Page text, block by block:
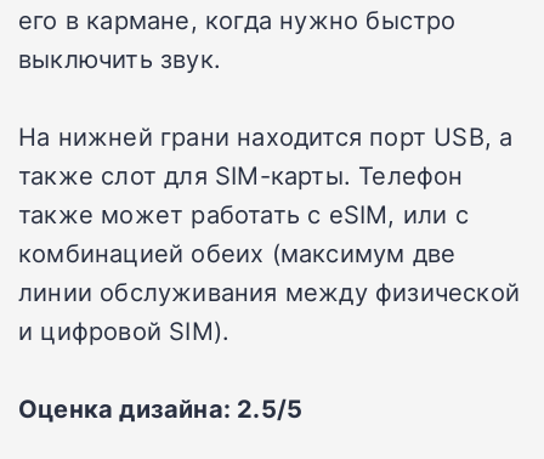
его в кармане, когда нужно быстро
выключить звук.
На нижней грани находится порт USB, а
также слот для SIM-карты. Телефон
также может работать с eSIM, или с
комбинацией обеих (максимум две
линии обслуживания между физической
и цифровой SIM).
Оценка дизайна: 2.5/5